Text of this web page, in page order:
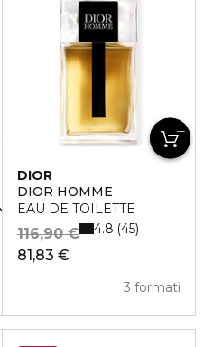
Eau de Toilette
DIOR
DIOR HOMME
EAU DE TOILETTE
81,83 €
116,90 €
3 formati
4.8 45